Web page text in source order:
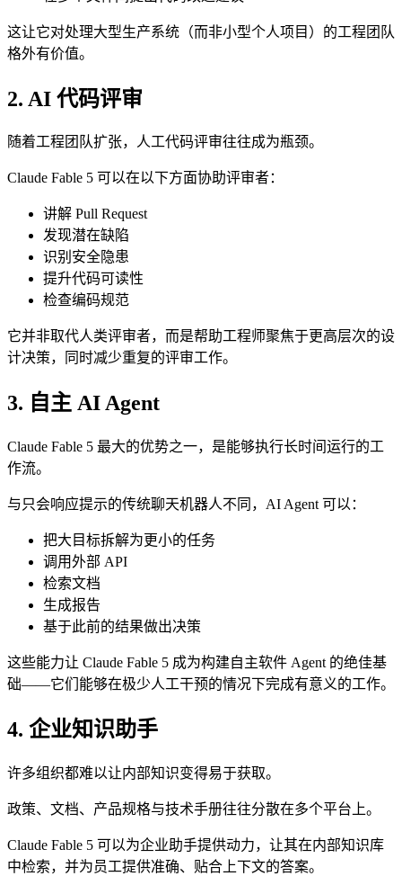
这让它对处理大型生产系统（而非小型个人项目）的工程团队
格外有价值。
2. AI 代码评审
随着工程团队扩张，人工代码评审往往成为瓶颈。
Claude Fable 5 可以在以下方面协助评审者：
讲解 Pull Request
发现潜在缺陷
识别安全隐患
提升代码可读性
检查编码规范
它并非取代人类评审者，而是帮助工程师聚焦于更高层次的设
计决策，同时减少重复的评审工作。
3. 自主 AI Agent
Claude Fable 5 最大的优势之一，是能够执行长时间运行的工
作流。
与只会响应提示的传统聊天机器人不同，AI Agent 可以：
把大目标拆解为更小的任务
调用外部 API
检索文档
生成报告
基于此前的结果做出决策
这些能力让 Claude Fable 5 成为构建自主软件 Agent 的绝佳基
础——它们能够在极少人工干预的情况下完成有意义的工作。
4. 企业知识助手
许多组织都难以让内部知识变得易于获取。
政策、文档、产品规格与技术手册往往分散在多个平台上。
Claude Fable 5 可以为企业助手提供动力，让其在内部知识库
中检索，并为员工提供准确、贴合上下文的答案。